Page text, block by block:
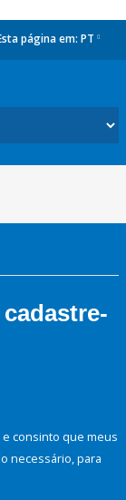
página em: PT
consinto que meus
necessário, para